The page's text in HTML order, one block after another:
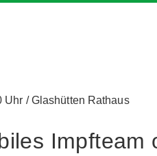
Uhr /Glashütten Rathaus
Impfteam